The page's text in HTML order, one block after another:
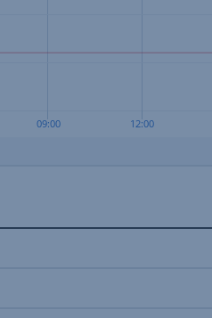
09:00 12:00